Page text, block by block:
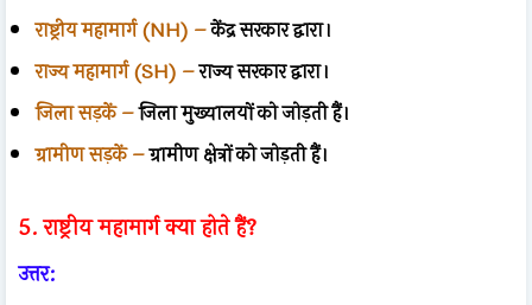
राष्ट्रीय महामार्ग (NH) –केंद्र सरकार द्वारा।
राज्य महामार्ग (SH) –राज्य सरकार द्वारा।
जिला सड़कें –जिला मुख्यालयों को जोड़ती हैं।
ग्रामीण सड़कें –ग्रामीण क्षेत्रों को जोड़ती हैं।
5. राष्ट्रीय महामार्ग क्या होते हैं?
उत्तर: